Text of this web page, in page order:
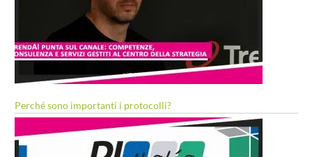
Perché sono importanti i protocolli?